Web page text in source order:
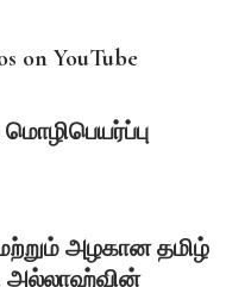
on YouTube
மொழிபெயர்ப்பு
அழகான தமிழ்
அல்லாஹ்வின்